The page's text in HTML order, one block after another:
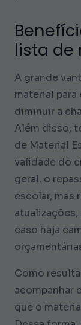
lista de
A grande
material
diminuir a
Além disso,
de Material
validade do
geral, o
escolar, mas
caso haja
Como
acompanhar
que o